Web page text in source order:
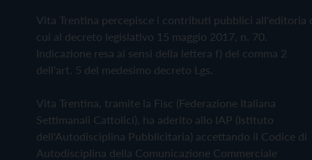
Vita Trentina percepisce i contributi pubblici all'editoria
cui al decreto legislativo 15 maggio 2017, n. 70.
Indicazione resa ai sensi della lettera f) del comma 2
dell'art. 5 del medesimo decreto Lgs.
Vita Trentina, tramite la Fisc (Federazione Italiana
Settimanali Cattolici), ha aderito allo IAP (Istituto
dell'Autodisciplina Pubblicitaria) accettando il Codice di
Autodisciplina della Comunicazione Commerciale